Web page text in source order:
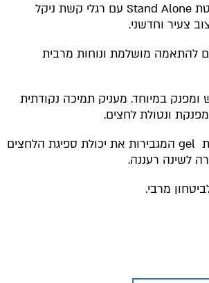
Stand Alone עם רגלי קשת ניקל
צעיר וחדשני.
להתאמה מושלמת ונוחות מרבית
ומפנק במיוחד. מעניק תמיכה נקודתית
ונטולת לחצים.
gel המגבירות את יכולת ספיגת הלחצים
לשינה רעננה.
מרבי.